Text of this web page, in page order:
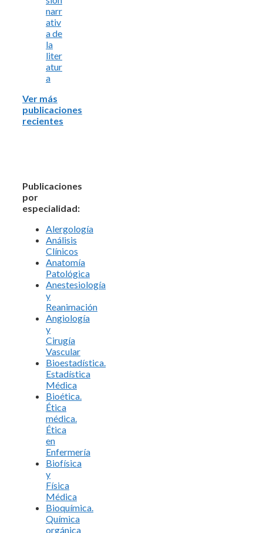
narr
ativ
a de
la
liter
atur
a
Ver más
publicaciones
recientes
Publicaciones
por
especialidad:
Alergología
Análisis
Clínicos
Anatomía
Patológica
Anestesiología
y
Reanimación
Angiología
y
Cirugía
Vascular
Bioestadística.
Estadística
Médica
Bioética.
Ética
médica.
Ética
en
Enfermería
Biofísica
y
Física
Médica
Bioquímica.
Química
orgánica